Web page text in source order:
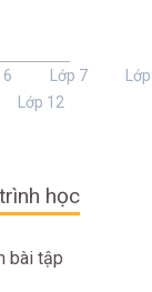
6 Lớp 7
Lớp
Lớp 12
học
bài tập